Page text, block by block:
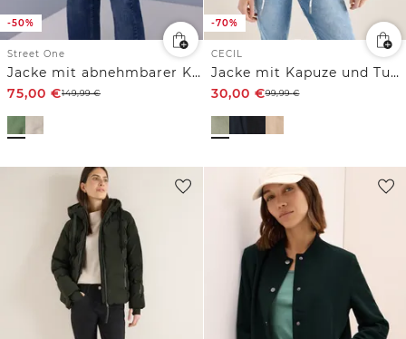
-50%
Street One
Jacke mit abnehmbarer Kapuze
75,00 €149,99€
-70%
CECIL
Jacke mit Kapuze und Tunnelzug
30,00 €99,99€